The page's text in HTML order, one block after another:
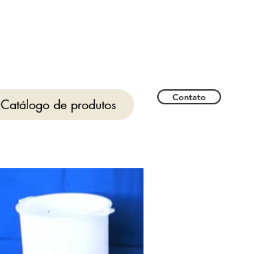
Catálogo de produtos Contato